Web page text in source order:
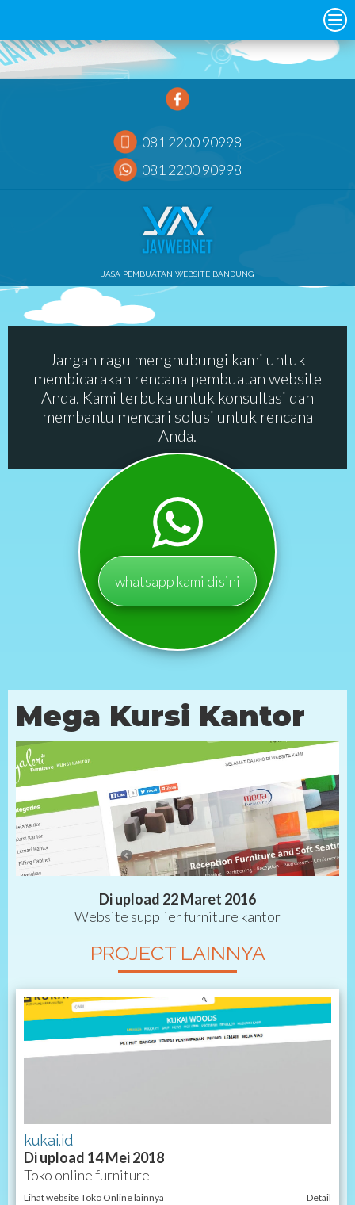
081 2200 90998
081 2200 90998
JASA PEMBUATAN WEBSITE BANDUNG
Jangan ragu menghubungi kami untuk
membicarakan rencana pembuatan website
Anda. Kami terbuka untuk konsultasi dan
membantu mencari solusi untuk rencana
Anda.
whatsapp kami disini
Mega Kursi Kantor
Di upload 22 Maret 2016
Website supplier furniture kantor
PROJECT LAINNYA
kukai.id
Di upload 14 Mei 2018
Toko online furniture
Lihat website Toko Online lainnya Detail